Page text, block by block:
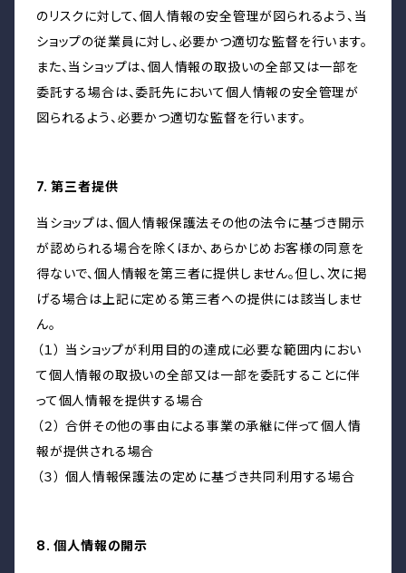
のリスクに対して、個人情報の安全管理が図られるよう、当
ショップの従業員に対し、必要かつ適切な監督を行います。
また、当ショップは、個人情報の取扱いの全部又は一部を
委託する場合は、委託先において個人情報の安全管理が
図られるよう、必要かつ適切な監督を行います。
7. 第三者提供
当ショップは、個人情報保護法その他の法令に基づき開示
が認められる場合を除くほか、あらかじめお客様の同意を
得ないで、個人情報を第三者に提供しません。但し、次に掲
げる場合は上記に定める第三者への提供には該当しませ
ん。
（１） 当ショップが利用目的の達成に必要な範囲内におい
て個人情報の取扱いの全部又は一部を委託することに伴
って個人情報を提供する場合
（２） 合併その他の事由による事業の承継に伴って個人情
報が提供される場合
（３） 個人情報保護法の定めに基づき共同利用する場合
8. 個人情報の開示